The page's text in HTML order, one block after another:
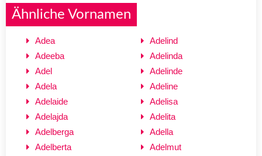
Ähnliche Vornamen
Adea
Adeeba
Adel
Adela
Adelaide
Adelajda
Adelberga
Adelberta
Adelind
Adelinda
Adelinde
Adeline
Adelisa
Adelita
Adella
Adelmut